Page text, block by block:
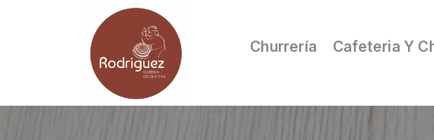
Churrería Cafeteria Y